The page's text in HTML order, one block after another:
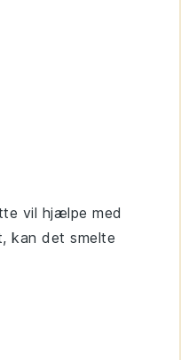
vil hjælpe med
kan det smelte